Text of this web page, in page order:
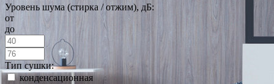
Уровень шума (стирка / отжим), дБ:
от
до
Тип сушки:
конденсационная